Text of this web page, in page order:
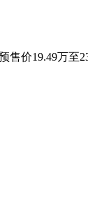
售价19.49万至